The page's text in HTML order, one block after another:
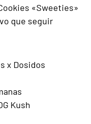
«Sweeties»
que seguir
x Dosidos
Kush